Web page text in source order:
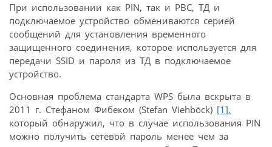
При использовании как PIN, так и PBC, ТД и
подключаемое устройство обмениваются серией
сообщений для установления временного
защищенного соединения, которое используется для
передачи SSID и пароля из ТД в подключаемое
устройство.
Основная проблема стандарта WPS была вскрыта в
2011 г. Стефаном Фибеком (Stefan Viehböck) [1],
который обнаружил, что в случае использования PIN
можно получить сетевой пароль менее чем за